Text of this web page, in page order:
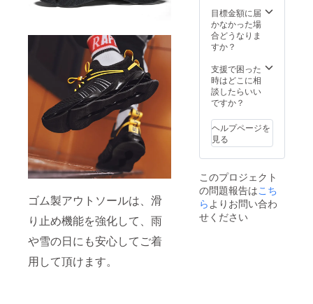
ゴム製アウトソールは、滑
り止め機能を強化して、雨
や雪の日にも安心してご着
用して頂けます。
ださ
い。 ※
一般販
売予定
12,800
円
目標金額に届
かなかった場
合どうなりま
すか？
支援で困った
時はどこに相
談したらいい
ですか？
ヘルプページを
見る
このプロジェクト
の問題報告はこち
ら よりお問い合わ
せください